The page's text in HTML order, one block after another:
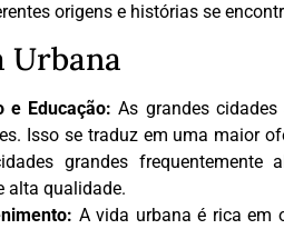
origens e histórias se
Urbana
e Educação: As grandes
Isso se traduz em uma maior
grandes frequentemente
alta qualidade.
A vida urbana é rica em